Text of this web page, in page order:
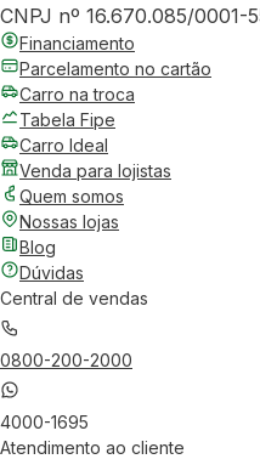
CNPJ nº 16.670.085/0001-
Financiamento
Parcelamento no cartão
Carro na troca
Tabela Fipe
Carro Ideal
Venda para lojistas
Quem somos
Nossas lojas
Blog
Dúvidas
Central de vendas
0800-200-2000
4000-1695
Atendimento ao cliente